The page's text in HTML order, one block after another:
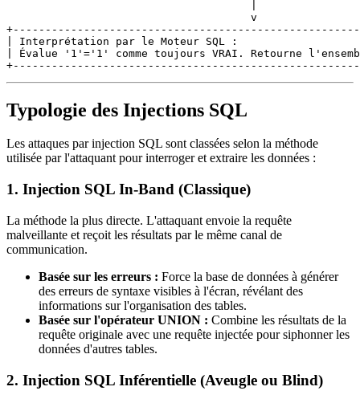
                                      v
| Interprétation par le Moteur SQL :
| Évalue '1'='1' comme toujours VRAI. Retourne
Typologie des Injections SQL
Les attaques par injection SQL sont classées selon la méthode
utilisée par l'attaquant pour interroger et extraire les données :
1. Injection SQL In-Band (Classique)
La méthode la plus directe. L'attaquant envoie la requête
malveillante et reçoit les résultats par le même canal de
communication.
Basée sur les erreurs : Force la base de données à générer
des erreurs de syntaxe visibles à l'écran, révélant des
informations sur l'organisation des tables.
Basée sur l'opérateur UNION : Combine les résultats de la
requête originale avec une requête injectée pour siphonner les
données d'autres tables.
2. Injection SQL Inférentielle (Aveugle ou Blind)